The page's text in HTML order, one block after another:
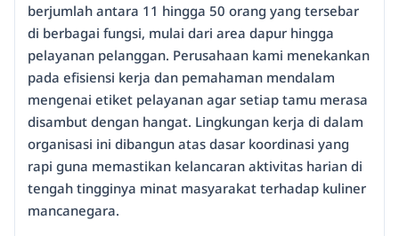
berjumlah antara 11 hingga 50 orang yang tersebar
di berbagai fungsi, mulai dari area dapur hingga
pelayanan pelanggan. Perusahaan kami menekankan
pada efisiensi kerja dan pemahaman mendalam
mengenai etiket pelayanan agar setiap tamu merasa
disambut dengan hangat. Lingkungan kerja di dalam
organisasi ini dibangun atas dasar koordinasi yang
rapi guna memastikan kelancaran aktivitas harian di
tengah tingginya minat masyarakat terhadap kuliner
mancanegara.